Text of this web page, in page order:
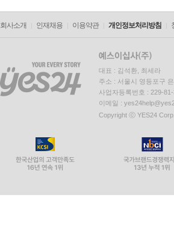
회사소개 인재채용 이용약관 개인정보처리방침
대표 : 김석환, 최세라
주소 : 서울시 영등포구
사업자등록번호 : 229-
이메일 :
Copyright ⓒ YES24